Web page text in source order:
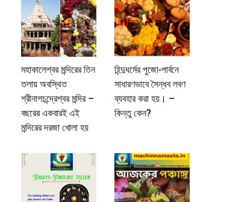
মহাকালেশ্বর মন্দিরের তিন
তলায় অবস্থিত
শ্রীনাগচন্দ্রেশ্বর মন্দির –
বছরের একবারই এই
মন্দিরের দরজা খোলা হয়
হিন্দুধর্মের পুজো-পার্বনে
সাধারণভাবে সৈন্ধব লবণ
ব্যবহার করা হয়। –
কিন্তু কেন?